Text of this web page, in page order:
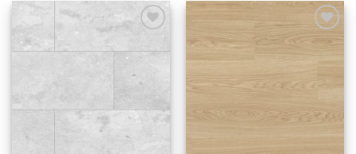
na
Dodaj